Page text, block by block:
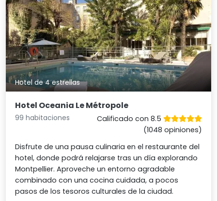
Hotel de 4 estrellas
Hotel Oceania Le Métropole
99 habitaciones
Calificado con 8.5
(1048 opiniones)
Disfrute de una pausa culinaria en el restaurante del
hotel, donde podrá relajarse tras un día explorando
Montpellier. Aproveche un entorno agradable
combinado con una cocina cuidada, a pocos
pasos de los tesoros culturales de la ciudad.